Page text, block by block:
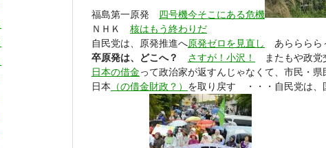
福島第一原発 四号機今そこにある危機
ＮＨＫ 核はもう終わりだ
自民党は、原発推進へ原発ゼロを見直し
あらららら
卒原発は、どこへ？
さすが！小沢！
またもや政党
日本の借金って政治家が返すんじゃなくて、市民・県
日本 （の借金財政？） を取り戻す ・・・自民党は、